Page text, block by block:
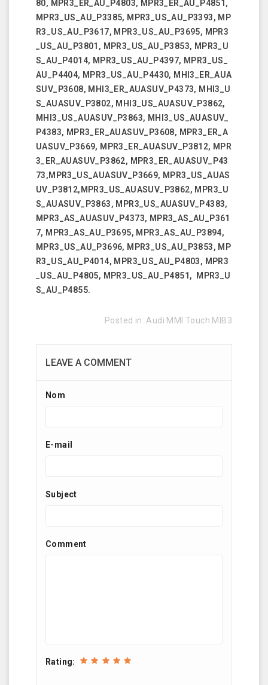
80, MPR3_ER_AU_P4803, MPR3_ER_AU_P4851,
MPR3_US_AU_P3385, MPR3_US_AU_P3393, MP
R3_US_AU_P3617, MPR3_US_AU_P3695, MPR3
_US_AU_P3801, MPR3_US_AU_P3853, MPR3_U
S_AU_P4014, MPR3_US_AU_P4397, MPR3_US_
AU_P4404, MPR3_US_AU_P4430, MHI3_ER_AUA
SUV_P3608, MHI3_ER_AUASUV_P4373, MHI3_U
S_AUASUV_P3802, MHI3_US_AUASUV_P3862,
MHI3_US_AUASUV_P3863, MHI3_US_AUASUV_
P4383, MPR3_ER_AUASUV_P3608, MPR3_ER_A
UASUV_P3669, MPR3_ER_AUASUV_P3812, MPR
3_ER_AUASUV_P3862, MPR3_ER_AUASUV_P43
73,MPR3_US_AUASUV_P3669, MPR3_US_AUAS
UV_P3812,MPR3_US_AUASUV_P3862, MPR3_U
S_AUASUV_P3863, MPR3_US_AUASUV_P4383,
MPR3_AS_AUASUV_P4373, MPR3_AS_AU_P361
7, MPR3_AS_AU_P3695, MPR3_AS_AU_P3894,
MPR3_US_AU_P3696, MPR3_US_AU_P3853, MP
R3_US_AU_P4014, MPR3_US_AU_P4803, MPR3
_US_AU_P4805, MPR3_US_AU_P4851, MPR3_U
S_AU_P4855.
Posted in: Audi MMI Touch MIB3
LEAVE A COMMENT
Nom
E-mail
Subject
Comment
Rating: